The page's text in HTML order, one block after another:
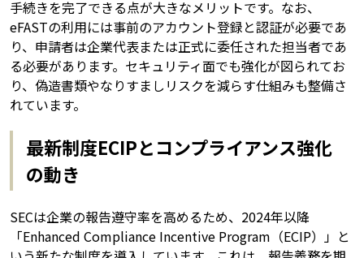
手続きを完了できる点が大きなメリットです。なお、
eFASTの利用には事前のアカウント登録と認証が必要であ
り、申請者は企業代表または正式に委任された担当者であ
る必要があります。セキュリティ面でも強化が図られてお
り、偽造書類やなりすましリスクを減らす仕組みも整備さ
れています。
最新制度ECIPとコンプライアンス強化
の動き
SECは企業の報告遵守率を高めるため、2024年以降
「Enhanced Compliance Incentive Program（ECIP）」と